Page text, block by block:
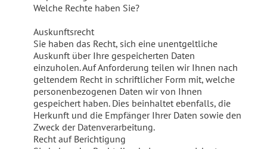
Welche Rechte haben Sie?
Auskunftsrecht
Sie haben das Recht, sich eine unentgeltliche
Auskunft über Ihre gespeicherten Daten
einzuholen. Auf Anforderung teilen wir Ihnen nach
geltendem Recht in schriftlicher Form mit, welche
personenbezogenen Daten wir von Ihnen
gespeichert haben. Dies beinhaltet ebenfalls, die
Herkunft und die Empfänger Ihrer Daten sowie den
Zweck der Datenverarbeitung.
Recht auf Berichtigung